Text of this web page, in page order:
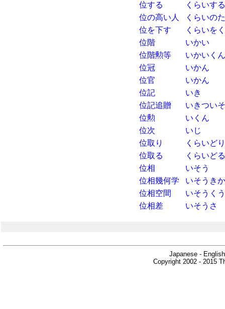
位する
くらいする
位の高い人
くらいの
位を下す
くらいを
位階
いかい
位階勲等
いかいく
位冠
いかん
位官
いかん
位記
いき
位記追贈
いきつい
位勲
いくん
位次
いじ
位取り
くらいどり
位取る
くらいどる
位相
いそう
位相幾何学
いそうき
位相空間
いそうく
位相差
いそうさ
Japanese -
Copyright 2002 - 2015